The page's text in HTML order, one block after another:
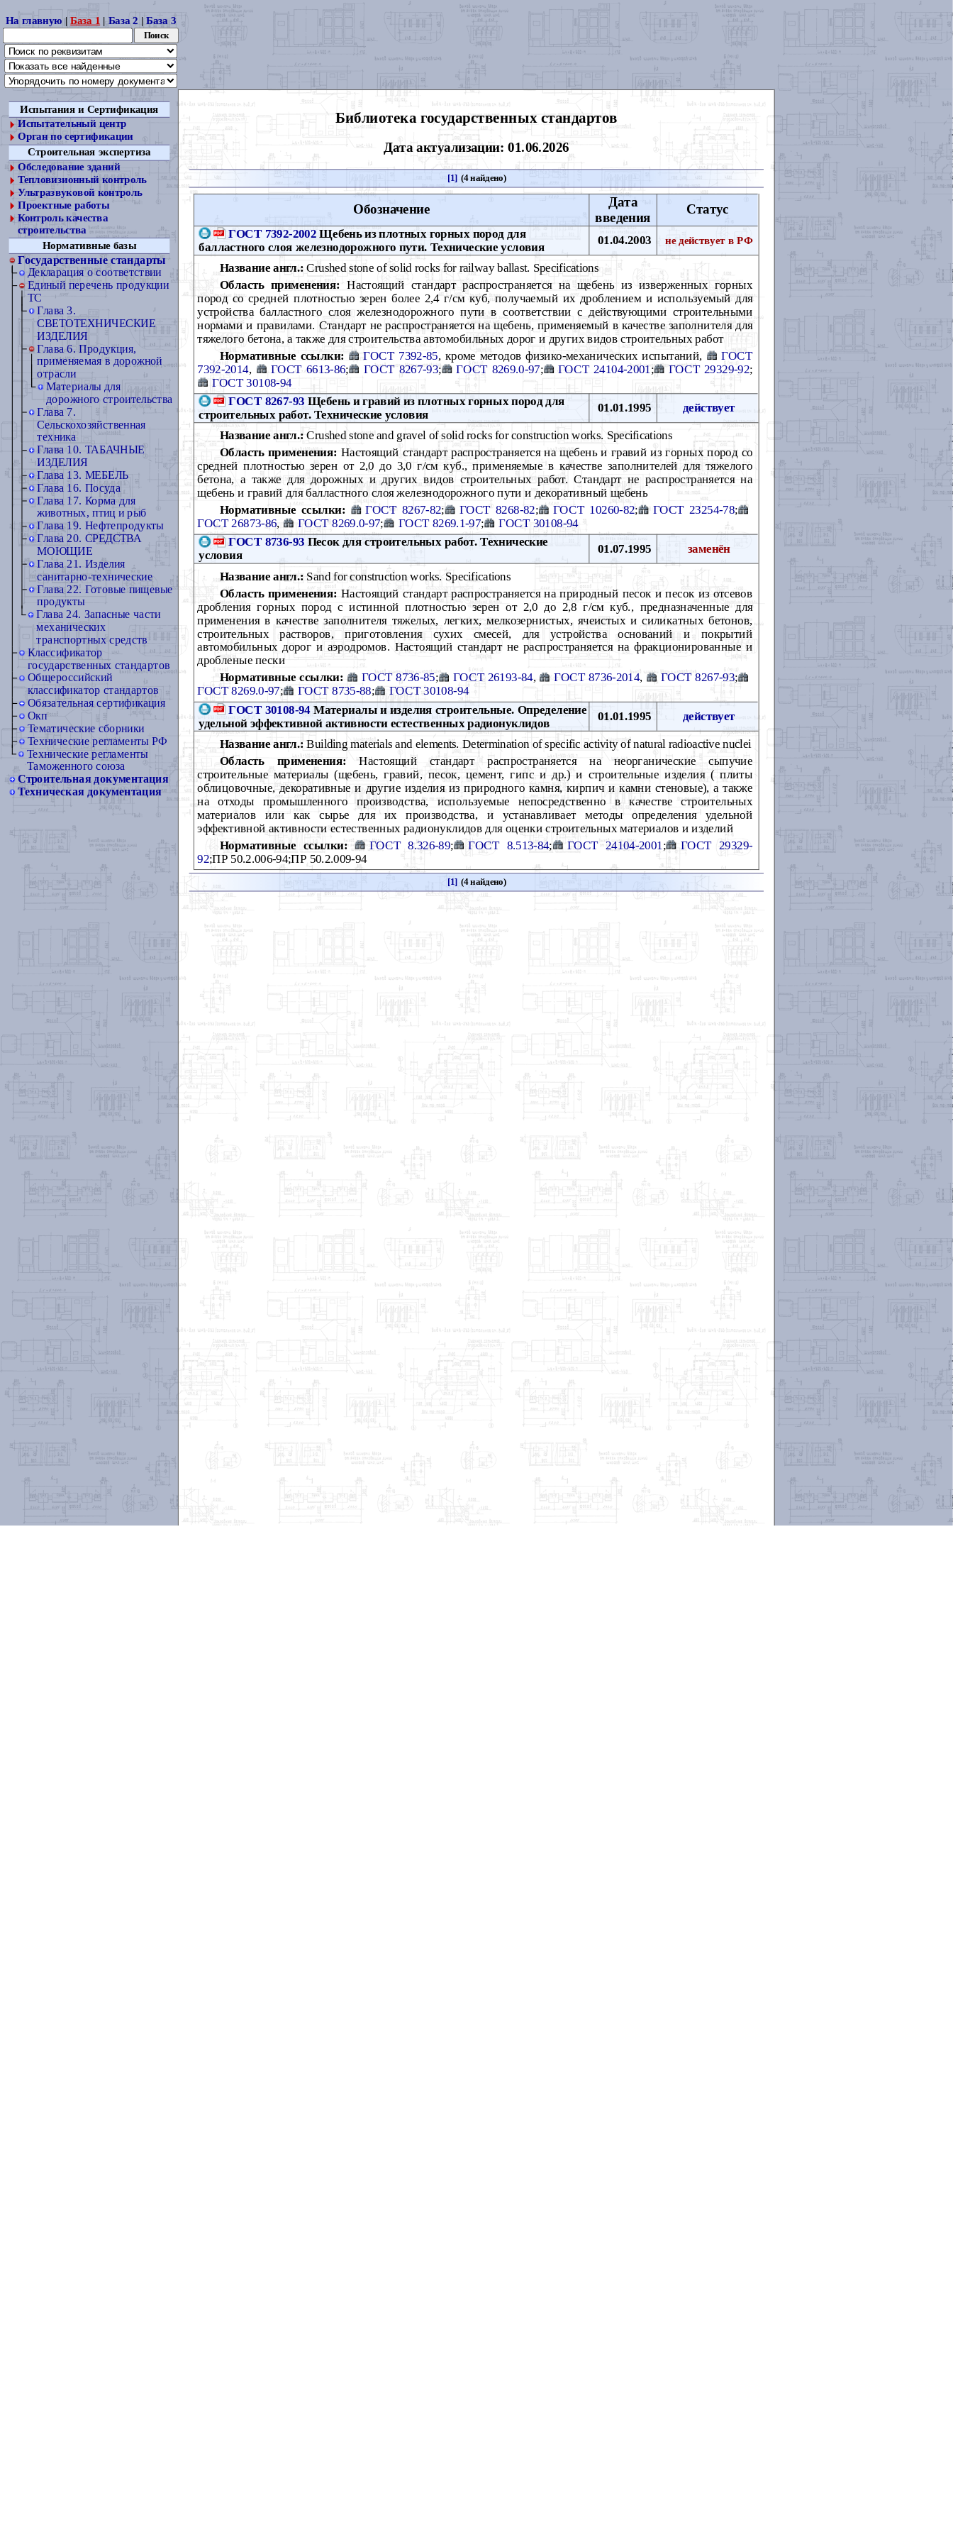
На главную |База 1 | База 2 |База 3
Испытания и Сертификация
Испытательный центр
Орган по сертификации
Строительная экспертиза
Обследование зданий
Тепловизионный контроль
Ультразвуковой контроль
Проектные работы
Контроль качества
строительства
Нормативные базы
Государственные стандарты
Декларация о соответствии
Единый перечень продукции
ТС
Глава 3.
СВЕТОТЕХНИЧЕСКИЕ
ИЗДЕЛИЯ
Глава 6. Продукция,
применяемая в дорожной
отрасли
Материалы для
дорожного строительства
Глава 7.
Сельскохозяйственная
техника
Глава 10. ТАБАЧНЫЕ
ИЗДЕЛИЯ
Глава 13. МЕБЕЛЬ
Глава 16. Посуда
Глава 17. Корма для
животных, птиц и рыб
Глава 19. Нефтепродукты
Глава 20. СРЕДСТВА
МОЮЩИЕ
Глава 21. Изделия
санитарно-технические
Глава 22. Готовые пищевые
продукты
Глава 24. Запасные части
механических
транспортных средств
Классификатор
государственных стандартов
Общероссийский
классификатор стандартов
Обязательная сертификация
Окп
Тематические сборники
Технические регламенты РФ
Технические регламенты
Таможенного союза
Строительная документация
Техническая документация
Библиотека государственных стандартов
Дата актуализации: 01.06.2026
[1] (4 найдено)
Обозначение
Дата
введения
Статус
ГОСТ 7392-2002 Щебень из плотных горных пород для
балластного слоя железнодорожного пути. Технические условия
01.04.2003 не действует в РФ
Название англ.: Crushed stone of solid rocks for railway ballast. Specifications
Область применения: Настоящий стандарт распространяется на щебень из изверженных горных
пород со средней плотностью зерен более 2,4 г/см куб, получаемый их дроблением и используемый для
устройства балластного слоя железнодорожного пути в соответствии с действующими строительными
нормами и правилами. Стандарт не распространяется на щебень, применяемый в качестве заполнителя для
тяжелого бетона, а также для строительства автомобильных дорог и других видов строительных работ
Нормативные ссылки: ГОСТ 7392-85, кроме методов физико-механических испытаний, ГОСТ
7392-2014, ГОСТ 6613-86; ГОСТ 8267-93; ГОСТ 8269.0-97; ГОСТ 24104-2001; ГОСТ 29329-92;
ГОСТ 30108-94
ГОСТ 8267-93 Щебень и гравий из плотных горных пород для
строительных работ. Технические условия
01.01.1995 действует
Название англ.: Crushed stone and gravel of solid rocks for construction works. Specifications
Область применения: Настоящий стандарт распространяется на щебень и гравий из горных пород со
средней плотностью зерен от 2,0 до 3,0 г/см куб., применяемые в качестве заполнителей для тяжелого
бетона, а также для дорожных и других видов строительных работ. Стандарт не распространяется на
щебень и гравий для балластного слоя железнодорожного пути и декоративный щебень
Нормативные ссылки:
ГОСТ 8267-82; ГОСТ 8268-82; ГОСТ 10260-82; ГОСТ 23254-78;
ГОСТ 26873-86, ГОСТ 8269.0-97; ГОСТ 8269.1-97;
ГОСТ 30108-94
ГОСТ 8736-93 Песок для строительных работ. Технические
условия
01.07.1995 заменён
Название англ.: Sand for construction works. Specifications
Область применения: Настоящий стандарт распространяется на природный песок и песок из отсевов
дробления горных пород с истинной плотностью зерен от 2,0 до 2,8 г/см куб., предназначенные для
применения в качестве заполнителя тяжелых, легких, мелкозернистых, ячеистых и силикатных бетонов,
строительных растворов, приготовления сухих смесей, для устройства оснований и покрытий
автомобильных дорог и аэродромов. Настоящий стандарт не распространяется на фракционированные и
дробленые пески
Нормативные ссылки:
ГОСТ 8736-85; ГОСТ 26193-84, ГОСТ 8736-2014, ГОСТ 8267-93;
ГОСТ 8269.0-97; ГОСТ 8735-88;
ГОСТ 30108-94
ГОСТ 30108-94Материалы и изделия строительные. Определение
удельной эффективной активности естественных радионуклидов
01.01.1995 действует
Название англ.: Building materials and elements. Determination of specific activity of natural radioactive nuclei
Область применения:Настоящий стандарт распространяется на неорганические сыпучие
строительные материалы (щебень, гравий, песок, цемент, гипс и др.) и строительные изделия ( плиты
облицовочные, декоративные и другие изделия из природного камня, кирпич и камни стеновые), а также
на отходы промышленного производства, используемые непосредственно в качестве строительных
материалов или как сырье для их производства, и устанавливает методы определения удельной
эффективной активности естественных радионуклидов для оценки строительных материалов и изделий
Нормативные ссылки:
ГОСТ 8.326-89; ГОСТ 8.513-84; ГОСТ 24104-2001 ;
ГОСТ 29329-
92;ПР 50.2.006-94;ПР 50.2.009-94
[1] (4 найдено)